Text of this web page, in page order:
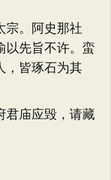
。阿史那社
以先旨不许。蛮
，皆琢石为其
庙应毁，请藏